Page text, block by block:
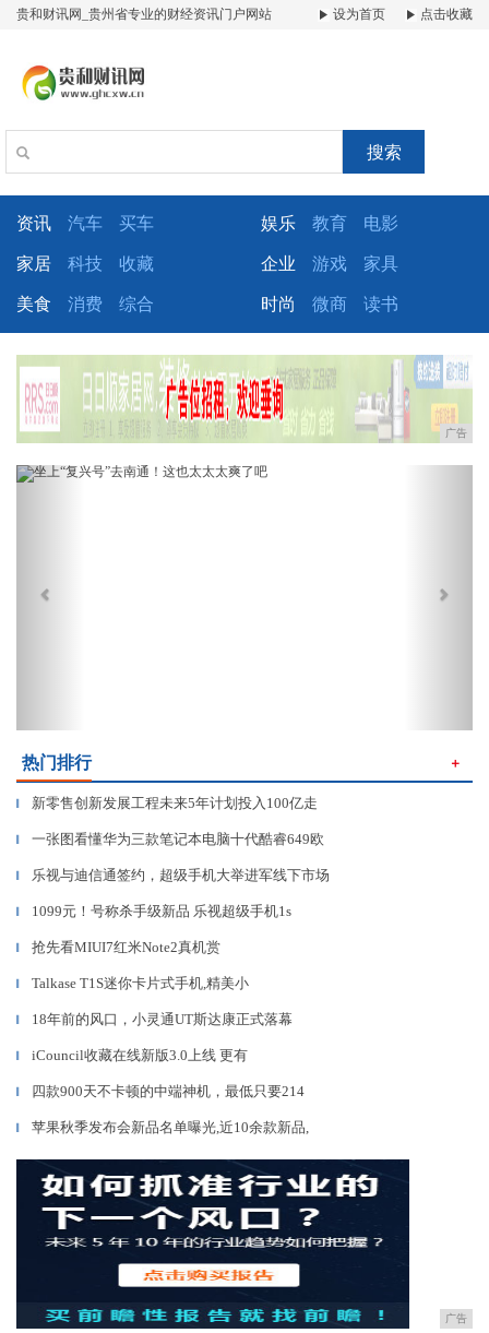
贵和财讯网_贵州省专业的财经资讯门户网站 设为首页 点击收藏
搜索
资讯 汽车 买车 娱乐 教育 电影
家居 科技 收藏 企业 游戏 家具
美食 消费 综合 时尚 微商 读书
广告
Previous
热门排行 ＋
▎ 新零售创新发展工程未来5年计划投入100亿走
▎ 一张图看懂华为三款笔记本电脑十代酷睿649欧
▎ 乐视与迪信通签约，超级手机大举进军线下市场
▎ 1099元！号称杀手级新品 乐视超级手机1s
▎ 抢先看MIUI7红米Note2真机赏
▎ Talkase T1S迷你卡片式手机,精美小
▎ 18年前的风口，小灵通UT斯达康正式落幕
▎ iCouncil收藏在线新版3.0上线 更有
▎ 四款900天不卡顿的中端神机，最低只要214
▎ 苹果秋季发布会新品名单曝光,近10余款新品,
广告